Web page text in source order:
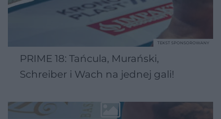
PRIME 18: Tańcula, Murański,
Schreiber i Wach na jednej gali!
TEKST SPONSOROWANY